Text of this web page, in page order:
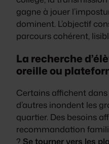
gagne à jouer
dominent. L’objectif
parcours cohérent,
La recherche
oreille ou
Certains affichent
d’autres inondent les
quartier. Des besoins
recommandation
? Se tourner vers les